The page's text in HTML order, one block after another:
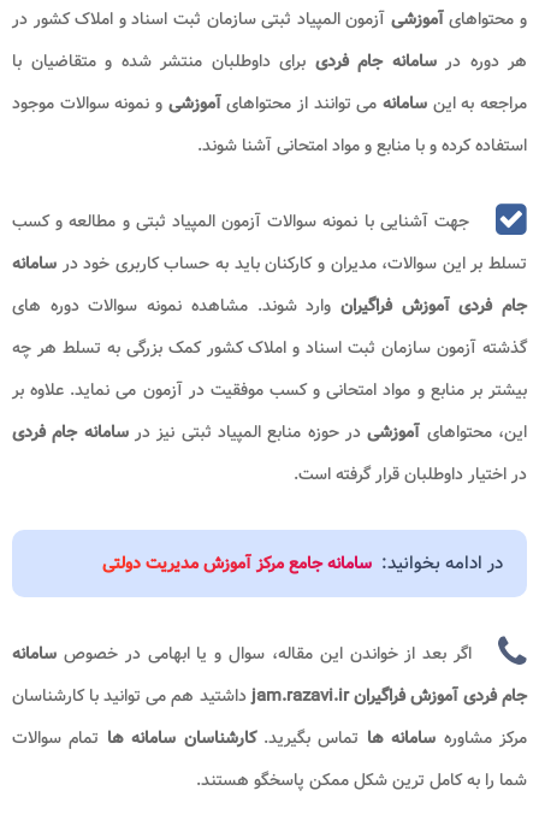
و محتواهایآموزشی آزمون المپیاد ثبتی سازمان ثبت اسناد و املاک کشور در
هر دوره در سامانه جام فردی برای داوطلبان منتشر شده و متقاضیان با
مراجعه به این سامانه می توانند از محتواهایآموزشی و نمونه سوالات موجود
استفاده کرده و با منابع و مواد امتحانی آشنا شوند.
جهت آشنایی با نمونه سوالات آزمون المپیاد ثبتی و مطالعه و کسب
تسلط بر این سوالات، مدیران و کارکنان باید به حساب کاربری خود در سامانه
جام فردی آموزش فراگیران وارد شوند. مشاهده نمونه سوالات دوره های
گذشته آزمون سازمان ثبت اسناد و املاک کشور کمک بزرگی به تسلط هر چه
بیشتر بر منابع و مواد امتحانی و کسب موفقیت در آزمون می نماید. علاوه بر
این، محتواهای آموزشی در حوزه منابع المپیاد ثبتی نیز درسامانه جام فردی
در اختیار داوطلبان قرار گرفته است.
در ادامه بخوانید: سامانه جامع مرکز آموزش مدیریت دولتی
اگر بعد از خواندن این مقاله، سوال و یا ابهامی در خصوص سامانه
جام فردی آموزش فراگیران jam.razavi.ir
داشتید هم می توانید با کارشناسان
مرکز مشاوره سامانه ها تماس بگیرید.کارشناسان سامانه ها تمام سوالات
شما را به کامل ترین شکل ممکن پاسخگو هستند.